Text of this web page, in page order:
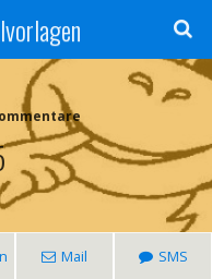
Mail SMS